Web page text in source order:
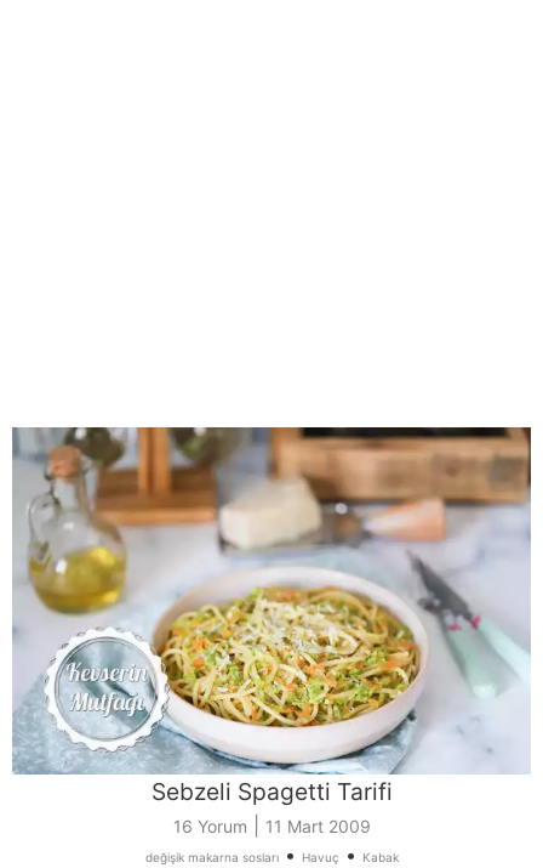
Sebzeli Spagetti Tarifi
16 Yorum 11 Mart 2009
değişik makarna sosları• Havuç • Kabak